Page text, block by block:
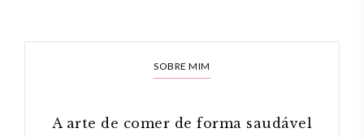
SOBRE MIM
A arte de comer de forma saudável